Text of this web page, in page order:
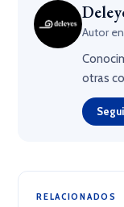
Autor en
otras
RELACIONADOS